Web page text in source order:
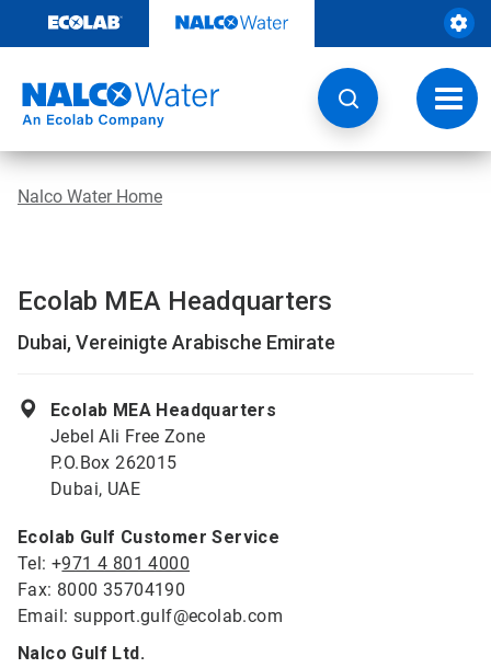
Inhalt
Nalco Water Home
Ecolab MEA Headquarters
Dubai, Vereinigte Arabische Emirate
Ecolab MEA Headquarters
Jebel Ali Free Zone
P.O.Box 262015
Dubai, UAE
Ecolab Gulf Customer Service
Tel: +971 4 801 4000
Fax: 8000 35704190
Email: support.gulf@ecolab.com
Nalco Gulf Ltd.